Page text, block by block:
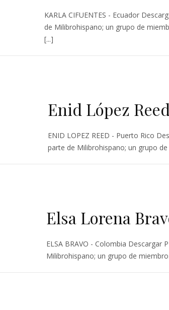
KARLA CIFUENTES - Ecuador
de Milibrohispano; un grupo de
[...]
Enid López
ENID LOPEZ REED - Puerto Rico
parte de Milibrohispano; un grupo
Elsa Lorena
ELSA BRAVO - Colombia Descargar
Milibrohispano; un grupo de